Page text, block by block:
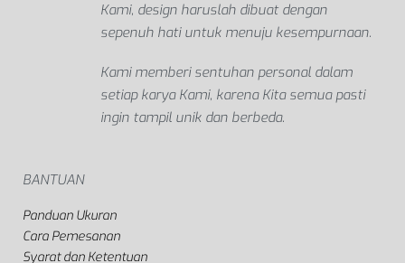
Kami, design haruslah dibuat dengan
sepenuh hati untuk menuju kesempurnaan.
Kami memberi sentuhan personal dalam
setiap karya Kami, karena Kita semua pasti
ingin tampil unik dan berbeda.
BANTUAN
Panduan Ukuran
Cara Pemesanan
Syarat dan Ketentuan